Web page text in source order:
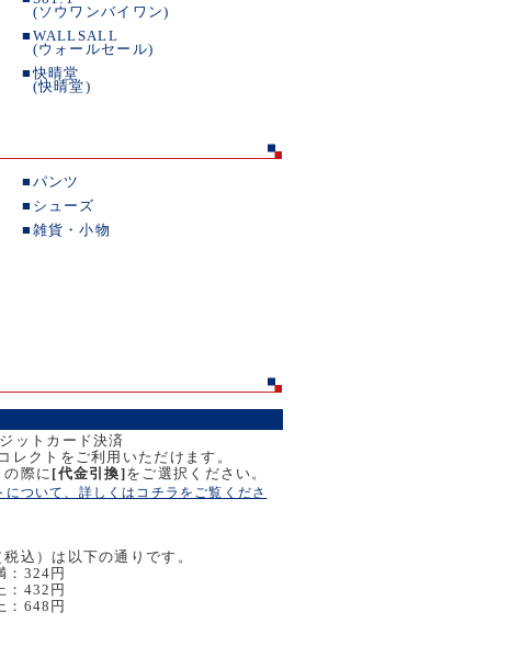
(ソウワンバイワン)
■ WALLSALL
(ウォールセール)
■快晴堂
(快晴堂)
■ パンツ
■ シューズ
■ 雑貨・小物
ットカード決済
レクトをご利用いただけます。
の際に[代金引換]をご選択ください。
ついて、詳しくはコチラをご覧くださ
込）は以下の通りです。
：324円
：432円
：648円